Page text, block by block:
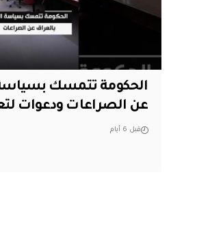
الحكومة تتمسك بسياسة
عن الصراعات ودعوات
قبل 6 أيام